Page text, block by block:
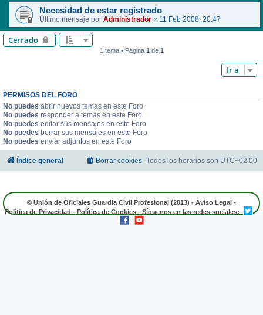
Necesidad de estar registrado
Último mensaje por Administrador « 11 Feb 2008, 20:47
Cerrado
1 tema • Página 1de 1
Ir a
PERMISOS DEL FORO
No puedes abrir nuevos temas en este Foro
No puedes responder a temas en este Foro
No puedes editar sus mensajes en este Foro
No puedes borrar sus mensajes en este Foro
No puedes enviar adjuntos en este Foro
Índice general Todos los horarios son UTC+02:00
Borrar cookies
© Unión de Oficiales Guardia Civil Profesional (2013) - Aviso Legal -
Política de Privacidad-Política de Cookies- Síguenos en las redes sociales: